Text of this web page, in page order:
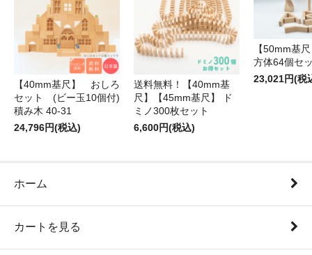
【40mm基尺】 おしろ
セット (ビー玉10個付)
積み木 40-31
24,796円(税込)
送料無料！【40mm基
尺】【45mm基尺】 ド
ミノ300枚セット
6,600円(税込)
【50mm基
方体64個セ
23,021円(税
ホーム
カートを見る